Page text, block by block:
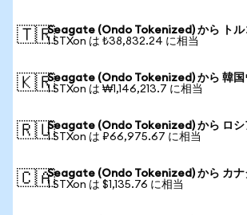
🇹🇷Seagate (Ondo Tokenized) から トル
1 STXon は ₺38,832.24 に相当
🇰🇷Seagate (Ondo Tokenized) から 韓国
1 STXon は ₩1,146,213.7 に相当
🇷🇺Seagate (Ondo Tokenized) から ロシ
1 STXon は ₽66,975.67 に相当
🇨🇦Seagate (Ondo Tokenized) から カナ
1 STXon は $1,135.76 に相当